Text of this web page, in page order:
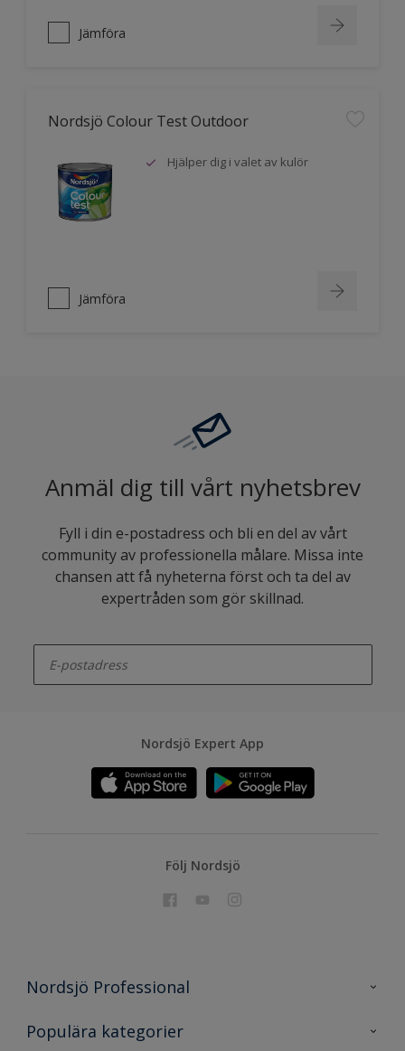
Jämföra
Nordsjö Colour Test Outdoor
Hjälper dig i valet av kulör
Jämföra
Anmäl dig till vårt nyhetsbrev
Fyll i din e-postadress och bli en del av vårt
community av professionella målare. Missa inte
chansen att få nyheterna först och ta del av
expertråden som gör skillnad.
Nordsjö Expert App
Följ Nordsjö
Nordsjö Professional
Kontakta oss
Populära kategorier